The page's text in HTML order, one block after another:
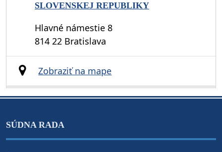
SLOVENSKEJ REPUBLIKY
Hlavné námestie 8
814 22 Bratislava
Zobraziť na mape
SÚDNA RADA